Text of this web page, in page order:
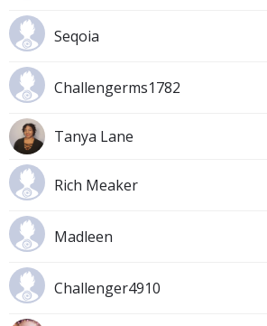
Seqoia
Challengerms1782
Tanya Lane
Rich Meaker
Madleen
Challenger4910